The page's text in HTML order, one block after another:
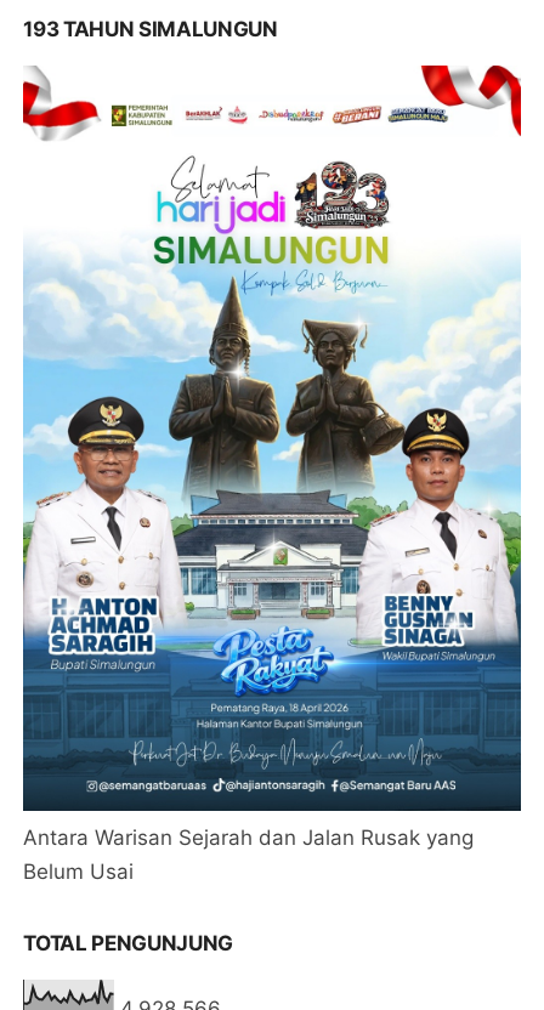
193 TAHUN SIMALUNGUN
Antara Warisan Sejarah dan Jalan Rusak yang
Belum Usai
TOTAL PENGUNJUNG